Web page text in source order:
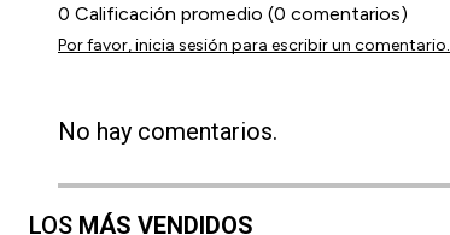
0 Calificación promedio (0 comentarios)
Por favor, inicia sesión para escribir un comentario.
No hay comentarios.
LOS MÁS VENDIDOS